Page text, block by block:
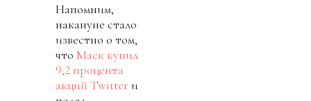
Напомним,
накануне стало
известно о том,
что Маск купил
9,2 процента
акций Twitter и